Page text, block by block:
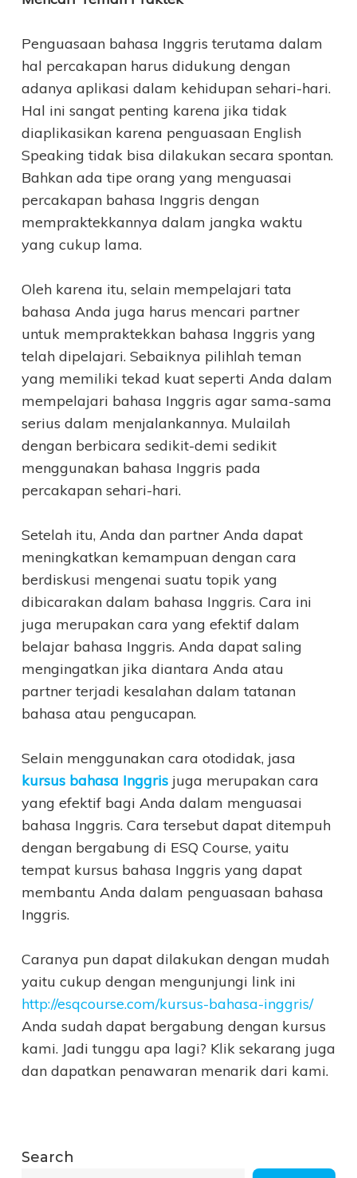
Penguasaan bahasa Inggris terutama dalam
hal percakapan harus didukung dengan
adanya aplikasi dalam kehidupan sehari-hari.
Hal ini sangat penting karena jika tidak
diaplikasikan karena penguasaan English
Speaking tidak bisa dilakukan secara spontan.
Bahkan ada tipe orang yang menguasai
percakapan bahasa Inggris dengan
mempraktekkannya dalam jangka waktu
yang cukup lama.
Oleh karena itu, selain mempelajari tata
bahasa Anda juga harus mencari partner
untuk mempraktekkan bahasa Inggris yang
telah dipelajari. Sebaiknya pilihlah teman
yang memiliki tekad kuat seperti Anda dalam
mempelajari bahasa Inggris agar sama-sama
serius dalam menjalankannya. Mulailah
dengan berbicara sedikit-demi sedikit
menggunakan bahasa Inggris pada
percakapan sehari-hari.
Setelah itu, Anda dan partner Anda dapat
meningkatkan kemampuan dengan cara
berdiskusi mengenai suatu topik yang
dibicarakan dalam bahasa Inggris. Cara ini
juga merupakan cara yang efektif dalam
belajar bahasa Inggris. Anda dapat saling
mengingatkan jika diantara Anda atau
partner terjadi kesalahan dalam tatanan
bahasa atau pengucapan.
Selain menggunakan cara otodidak, jasa
kursus bahasa Inggris juga merupakan cara
yang efektif bagi Anda dalam menguasai
bahasa Inggris. Cara tersebut dapat ditempuh
dengan bergabung di ESQ Course, yaitu
tempat kursus bahasa Inggris yang dapat
membantu Anda dalam penguasaan bahasa
Inggris.
Caranya pun dapat dilakukan dengan mudah
yaitu cukup dengan mengunjungi link ini
http://esqcourse.com/kursus-bahasa-inggris/
Anda sudah dapat bergabung dengan kursus
kami. Jadi tunggu apa lagi? Klik sekarang juga
dan dapatkan penawaran menarik dari kami.
Search